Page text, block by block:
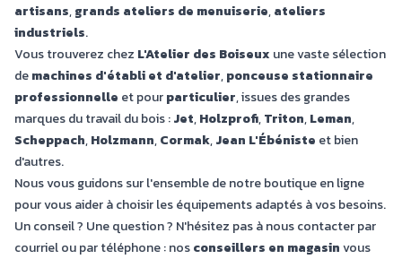
artisans,grands ateliers de menuiserie,ateliers
industriels.
Vous trouverez chez L'Atelier des Boiseux une vaste sélection
demachines d'établi et d'atelier,ponceuse stationnaire
professionnelle et pourparticulier, issues des grandes
marques du travail du bois :Jet,Holzprofi,Triton,Leman,
Scheppach,Holzmann,Cormak,Jean L'Ébéniste et bien
d'autres.
Nous vous guidons sur l'ensemble de notre boutique en ligne
pour vous aider à choisir les équipements adaptés à vos besoins.
Un conseil ? Une question ? N'hésitez pas à nouscontacter par
courrielou par téléphone : nosconseillers en magasinvous